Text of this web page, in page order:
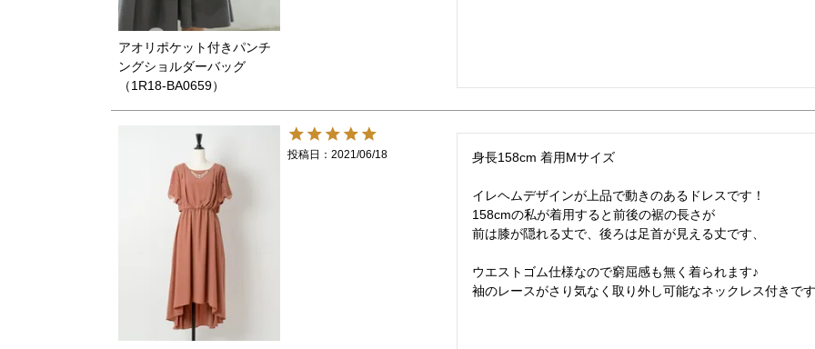
アオリポケット付きパンチ
ングショルダーバッグ
（1R18-BA0659）
投稿日 2021/06/18 身長158cm 着用Mサイズ
イレヘムデザインが上品で動きのあるドレスです！
158cmの私が着用すると前後の裾の長さが
前は膝が隠れる丈で、後ろは足首が見える丈です、
ウエストゴム仕様なので窮屈感も無く着られます♪
袖のレースがさり気なく取り外し可能なネックレス付きで